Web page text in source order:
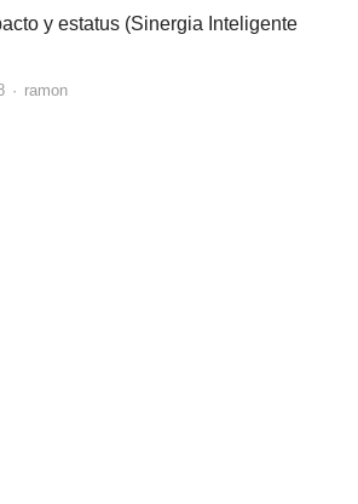
y estatus (Sinergia Inteligente
Author
ramon